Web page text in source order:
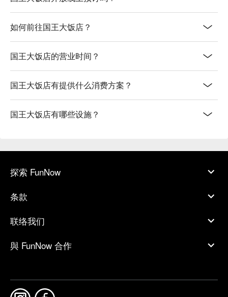
如何前往国王大饭店？
国王大饭店的营业时间？
国王大饭店有提供什么消费方案？
国王大饭店有哪些设施？
探索 FunNow
条款
联络我们
與 FunNow 合作